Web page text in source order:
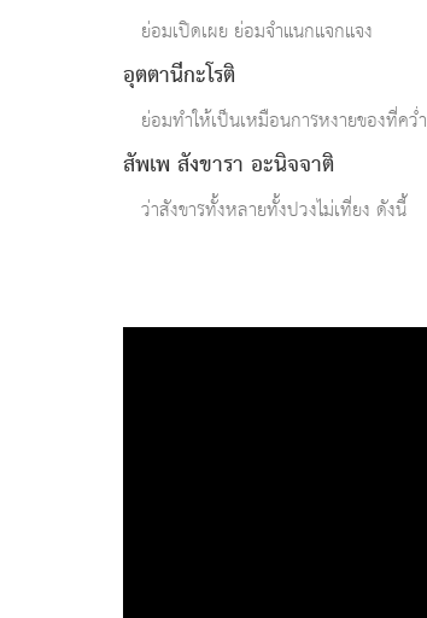
ย่อมเปิดเผย ย่อมจำแนกแจกแจง
อุตตานีกะโรติ
ย่อมทำให้เป็นเหมือนการหงายของที่คว่ำ
สัพเพ สังขารา อะนิจจาติ
ว่าสังขารทั้งหลายทั้งปวงไม่เที่ยง ดังนี้